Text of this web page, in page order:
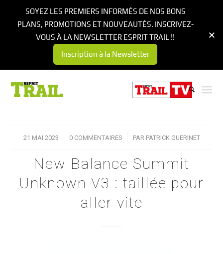
21 MAI 2023
/ 0 COMMENTAIRES
/ PAR PATRICK GUERINET
New Balance Summit
Unknown V3 : taillée pour
aller vite
SOYEZ LES PREMIERS INFORMÉS DE NOS BONS
PLANS, PROMOTIONS ET NOUVEAUTÉS. INSCRIVEZ-
VOUS À LA NEWSLETTER ESPRIT TRAIL !!
Inscription à la Newsletter